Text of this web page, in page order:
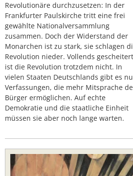
Revolutionäre durchzusetzen: In der
Frankfurter Paulskirche tritt eine frei
gewählte Nationalversammlung
zusammen. Doch der Widerstand der
Monarchen ist zu stark, sie schlagen
Revolution nieder. Vollends gescheitert
ist die Revolution trotzdem nicht. In
vielen Staaten Deutschlands gibt es
Verfassungen, die mehr Mitsprache
Bürger ermöglichen. Auf echte
Demokratie und die staatliche Einheit
müssen sie aber noch lange warten.